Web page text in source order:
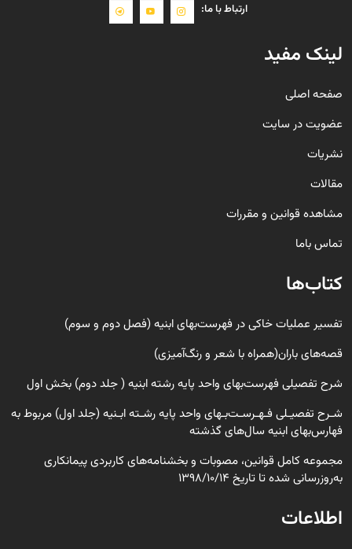
ارتباط با ما:
لینک مفید
صفحه اصلی
عضویت در سایت
نشریات
مقالات
مشاهده قوانین و مقررات
تماس باما
کتاب‌ها
تفسیر عملیات خاکی در فهرست‌بهای ابنیه (فصل دوم و سوم)
قصه‌های باران(همراه با شعر و رنگ‌‌آمیزی)
شرح تفصیلی فهرست‌بهای واحد پایه رشته ابنیه ( جلد دوم) بخش اول
شـرح تفصیـلی فـهـرسـت‌بـهای واحد پایه رشـته ابـنیه (جلد اول) مربوط به
فهارس‌بهای ابنیه سال‌های گذشته
مجموعه کامل قوانین، مصوبات و بخشنامه‌های کاربردی پیمانکاری
به‌روزرسانی شده تا تاریخ 1398/10/14
اطلاعات